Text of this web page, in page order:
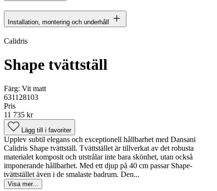
Installation, montering och underhåll
Calidris
Shape tvättställ
Färg: Vit matt
631128103
Pris
11 735 kr
Lägg till i favoriter
Upplev subtil elegans och exceptionell hållbarhet med Dansani
Calidris Shape tvättställ. Tvättstället är tillverkat av det robusta
materialet komposit och utstrålar inte bara skönhet, utan också
imponerande hållbarhet. Med ett djup på 40 cm passar Shape-
tvättstället även i de smalaste badrum. Den...
Visa mer...